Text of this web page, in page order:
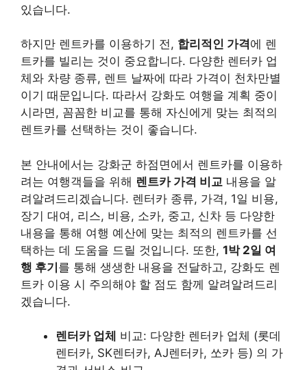
있습니다.
하지만 렌트카를 이용하기 전, 합리적인 가격에 렌
트카를 빌리는 것이 중요합니다. 다양한 렌터카 업
체와 차량 종류, 렌트 날짜에 따라 가격이 천차만별
이기 때문입니다. 따라서 강화도 여행을 계획 중이
시라면, 꼼꼼한 비교를 통해 자신에게 맞는 최적의
렌트카를 선택하는 것이 좋습니다.
본 안내에서는 강화군 하점면에서 렌트카를 이용하
려는 여행객들을 위해 렌트카 가격 비교 내용을 알
려알려드리겠습니다. 렌터카 종류, 가격, 1일 비용,
장기 대여, 리스, 비용, 소카, 중고, 신차 등 다양한
내용을 통해 여행 예산에 맞는 최적의 렌트카를 선
택하는 데 도움을 드릴 것입니다. 또한, 1박 2일 여
행 후기를 통해 생생한 내용을 전달하고, 강화도 렌
트카 이용 시 주의해야 할 점도 함께 알려알려드리
겠습니다.
렌터카 업체 비교: 다양한 렌터카 업체 (롯데
렌터카, SK렌터카, AJ렌터카, 쏘카 등) 의 가